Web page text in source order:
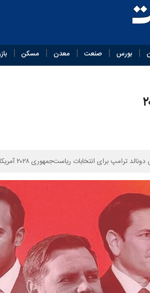
بورس صنعت معدن مسکن
انتخابات ریاست‌جمهوری ۲۰۲۸ آمریکا را بررسی کرده است.